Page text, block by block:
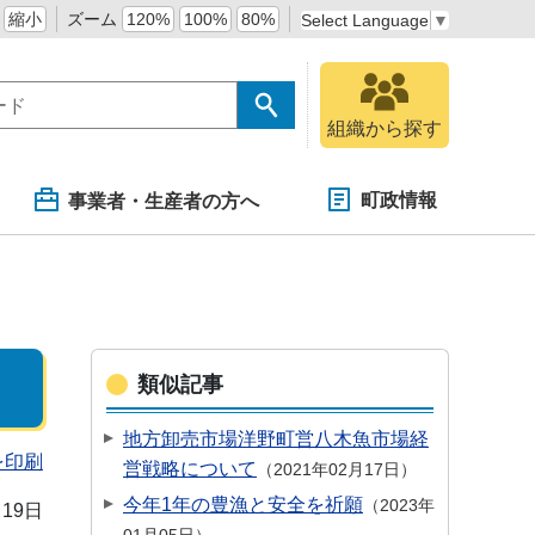
縮小 ズーム 120% 100% 80% Select Language ▼
組織から探す
事業者・生産者の方へ 町政情報
刷
日
類似記事
地方卸売市場洋野町営八木魚市場経
営戦略について
2021年02月17日
今年1年の豊漁と安全を祈願
2023年